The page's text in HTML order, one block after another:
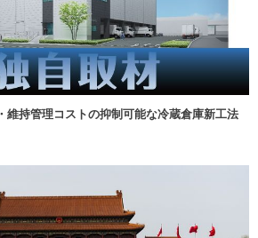
維持管理コストの抑制可能な冷蔵倉庫新工法